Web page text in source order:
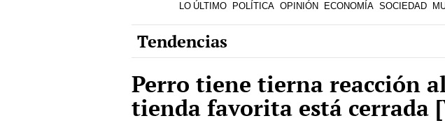
LO ÚLTIMO POLÍTICA OPINIÓN ECONOMÍA SOCIEDAD
Tendencias
Perro tiene tierna reacción
tienda favorita está cerrada